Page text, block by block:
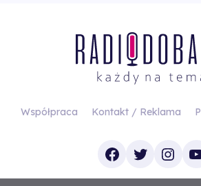
Współpraca Kontakt / Reklama
Facebook
Twitter